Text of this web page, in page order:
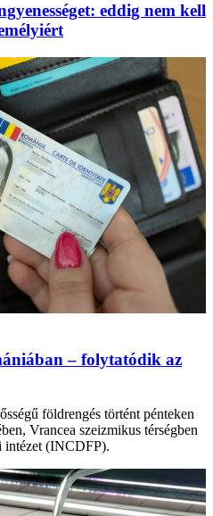
eddig nem kell
– folytatódik az
földrengés történt pénteken
Vrancea szeizmikus térségben
intézet (INCDFP).